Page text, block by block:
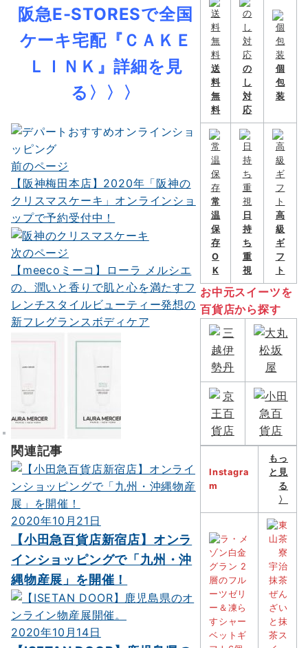
阪急E-STORESで全国
ケーキ宅配『ＣＡＫＥ
ＬＩＮＫ』詳細を見
る〉〉〉
投
稿
ナ
ビ
ゲ
ー
シ
ョ
前のページ
【阪神梅田本店】2020年「阪神の
クリスマスケーキ」オンラインショ
ップで予約受付中！
次のページ
【meecoミーコ】ローラ メルシエ
の、潤いと香りで肌と心を満たすフ
レンチスタイルビューティー発想の
新フレグランスボディケア
関連記事
2020年10月21日
【小田急百貨店新宿店】オンラ
インショッピングで「九州・沖
縄物産展」を開催！
2020年10月14日
送
料
無
料
の
し
対
応
個
包
装
常
温
保
存
O
K
日
持
ち
重
視
高
級
ギ
フ
ト
お中元スイーツを
百貨店から探す
Instagra
m
もっ
と見
る
〉